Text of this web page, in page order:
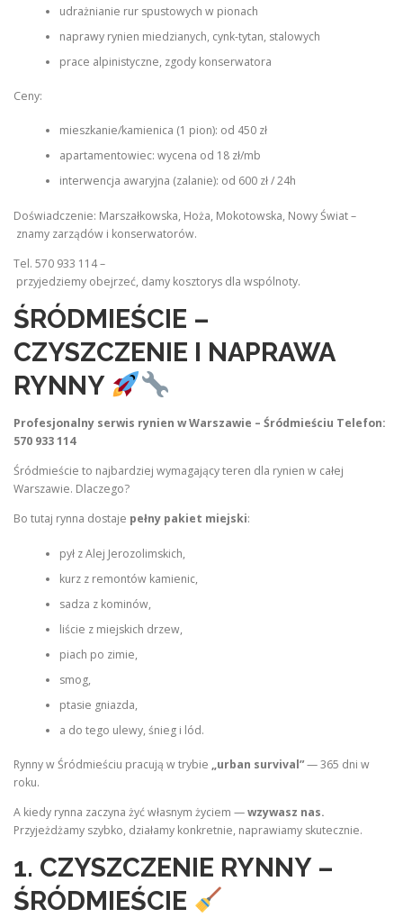
udrażnianie rur spustowych w pionach
naprawy rynien miedzianych, cynk-tytan, stalowych
prace alpinistyczne, zgody konserwatora
Ceny:
mieszkanie/kamienica (1 pion): od 450 zł
apartamentowiec: wycena od 18 zł/mb
interwencja awaryjna (zalanie): od 600 zł / 24h
Doświadczenie: Marszałkowska, Hoża, Mokotowska, Nowy Świat –
znamy zarządów i konserwatorów.
Tel. 570 933 114 –
przyjedziemy obejrzeć, damy kosztorys dla wspólnoty.
ŚRÓDMIEŚCIE –
CZYSZCZENIE I NAPRAWA
RYNNY
Profesjonalny serwis rynien w Warszawie – Śródmieściu Telefon:
570 933 114
Śródmieście to najbardziej wymagający teren dla rynien w całej
Warszawie. Dlaczego?
Bo tutaj rynna dostaje pełny pakiet miejski:
pył z Alej Jerozolimskich,
kurz z remontów kamienic,
sadza z kominów,
liście z miejskich drzew,
piach po zimie,
smog,
ptasie gniazda,
a do tego ulewy, śnieg i lód.
Rynny w Śródmieściu pracują w trybie „urban survival”— 365 dni w
roku.
A kiedy rynna zaczyna żyć własnym życiem —wzywasz nas.
Przyjeżdżamy szybko, działamy konkretnie, naprawiamy skutecznie.
1. CZYSZCZENIE RYNNY –
ŚRÓDMIEŚCIE